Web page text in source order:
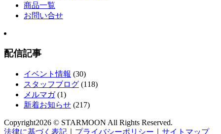
商品一覧
お問い合せ
配信記事
イベント情報 (30)
スタッフブログ (118)
メルマガ(1)
新着お知らせ (217)
Copyright2026 © STARMOON All Rights Reserved.
法律に基づく表記
プライバシーポリシー サイトマップ